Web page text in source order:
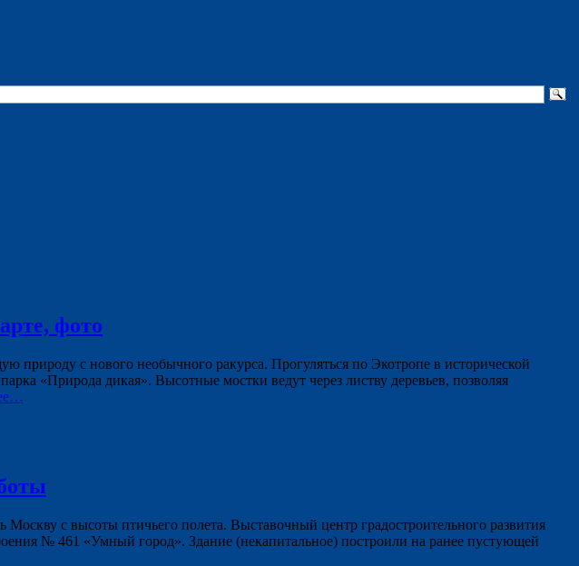
фото
природу с нового необычного ракурса. Прогуляться по Экотропе в исторической
«Природа дикая». Высотные мостки ведут через листву деревьев, позволяя
с высоты птичьего полета. Выставочный центр градостроительного развития
№ 461 «Умный город». Здание (некапитальное) построили на ранее пустующей